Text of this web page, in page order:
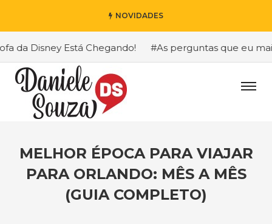
NOVIDADES
Disney Está Chegando! #As perguntas que eu mais
MELHOR ÉPOCA PARA VIAJAR
PARA ORLANDO: MÊS A MÊS
(GUIA COMPLETO)